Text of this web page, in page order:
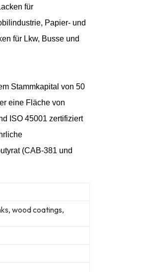
für
Papier- und
für Lkw, Busse und
Stammkapital von 50
eine Fläche von
ISO 45001 zertifiziert
(CAB-381 und
wood coatings,